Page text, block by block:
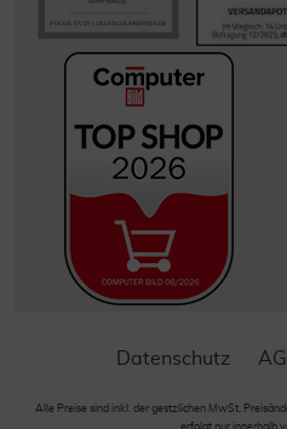
Datenschutz
Alle Preise sind inkl. der gestzlichen MwSt.